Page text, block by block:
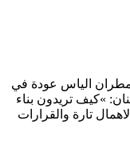
الياس عودة في
»كيف تريدون بناء
تارة والقرارات